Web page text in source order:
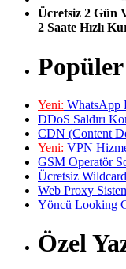
Ücretsiz 2 Gün
2 Saate Hızlı
Yeni: WhatsApp
DDoS Saldırı
CDN (Content
Yeni: VPN
GSM Operatör
Ücretsiz
Web Proxy
Yöncü Looking
Özel